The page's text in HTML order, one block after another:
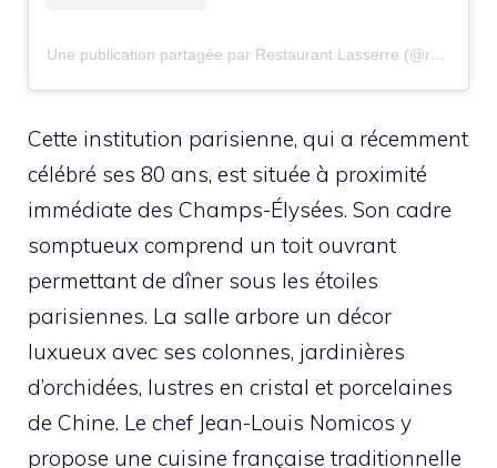
Une publication partagée par Restaurant Lasserre (@restaurantlasserre)
Cette institution parisienne, qui a récemment
célébré ses 80 ans, est située à proximité
immédiate des Champs-Élysées. Son cadre
somptueux comprend un toit ouvrant
permettant de dîner sous les étoiles
parisiennes. La salle arbore un décor
luxueux avec ses colonnes, jardinières
d’orchidées, lustres en cristal et porcelaines
de Chine. Le chef Jean-Louis Nomicos y
propose une cuisine française traditionnelle